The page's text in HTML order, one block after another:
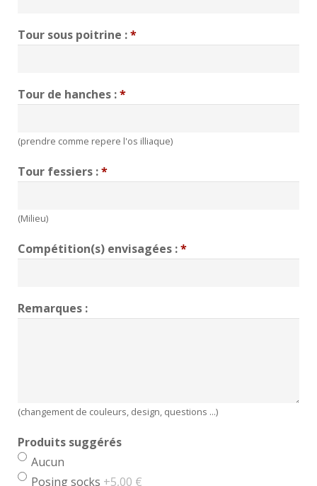
Tour sous poitrine :*
Tour de hanches :*
(prendre comme repere l'os illiaque)
Tour fessiers :*
(Milieu)
Compétition(s) envisagées :*
Remarques :
(changement de couleurs, design, questions ...)
Produits suggérés
Aucun
Posing socks +5,00 €